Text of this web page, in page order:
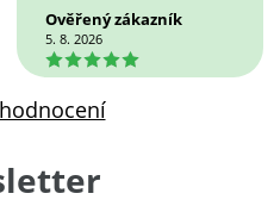
Ověřený zákazník
5. 8. 2026
5